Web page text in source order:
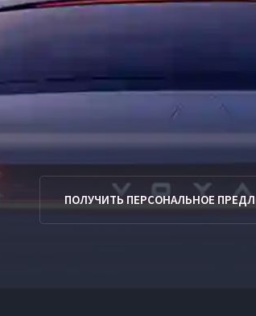
ПОЛУЧИТЬ ПЕРСОНАЛЬНОЕ